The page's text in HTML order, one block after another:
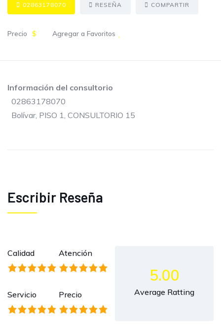
02863178070 RESEÑA COMPARTIR
Precio $ Agregar a Favoritos
Información del consultorio
02863178070
Bolívar, PISO 1, CONSULTORIO 15
Escribir Reseña
Calidad Atención
Servicio Precio
5.00
Average Ratting